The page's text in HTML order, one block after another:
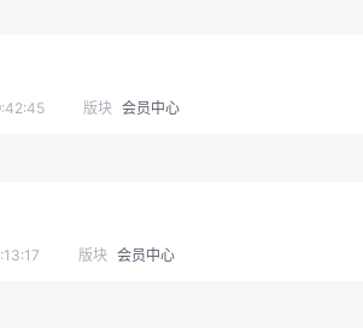
版块 会员中心
版块 会员中心